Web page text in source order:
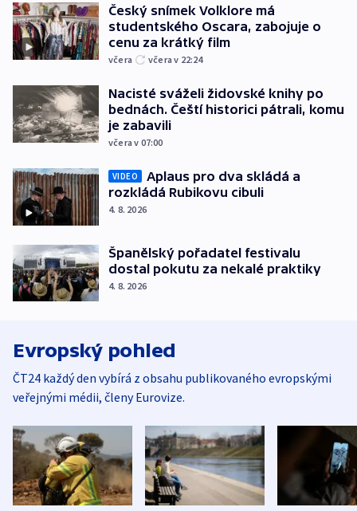
Český snímek Volklore má
studentského Oscara, zabojuje o
cenu za krátký film
včera včera v 22:24
Nacisté sváželi židovské knihy po
bednách. Čeští historici pátrali, komu
je zabavili
včera v 07:00
VIDEO
Aplaus pro dva skládá a
rozkládá Rubikovu cibuli
4. 8. 2026
Španělský pořadatel festivalu
dostal pokutu za nekalé praktiky
4. 8. 2026
Evropský pohled
ČT24 každý den vybírá z obsahu publikovaného evropskými
veřejnými médii, členy Eurovize.